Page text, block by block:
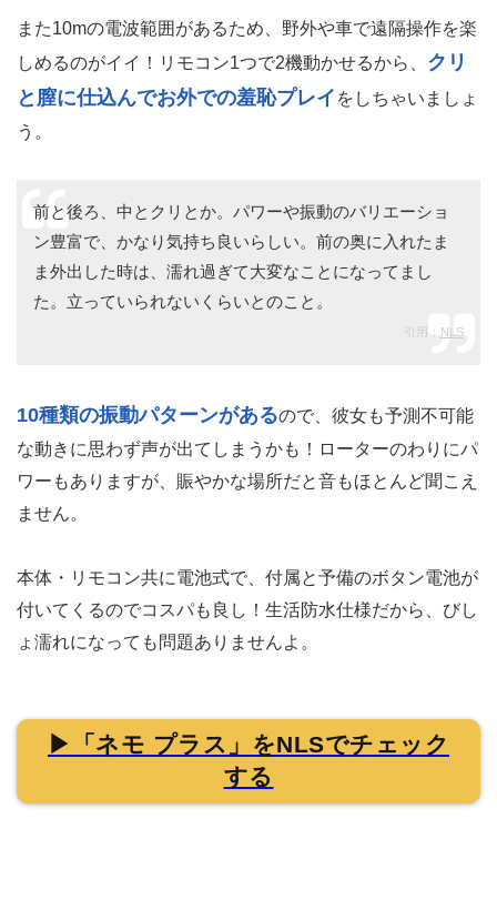
また10mの電波範囲があるため、野外や車で遠隔操作を楽
しめるのがイイ！リモコン1つで2機動かせるから、 クリ
と膣に仕込んでお外での羞恥プレイ をしちゃいましょ
う。
前と後ろ、中とクリとか。パワーや振動のバリエーショ
ン豊富で、かなり気持ち良いらしい。前の奥に入れたま
ま外出した時は、濡れ過ぎて大変なことになってまし
た。立っていられないくらいとのこと。
引用： NLS
10種類の振動パターンがあるので、彼女も予測不可能
な動きに思わず声が出てしまうかも！ローターのわりにパ
ワーもありますが、賑やかな場所だと音もほとんど聞こえ
ません。
本体・リモコン共に電池式で、付属と予備のボタン電池が
付いてくるのでコスパも良し！生活防水仕様だから、びし
ょ濡れになっても問題ありませんよ。
▶「ネモ プラス」をNLSでチェック
する